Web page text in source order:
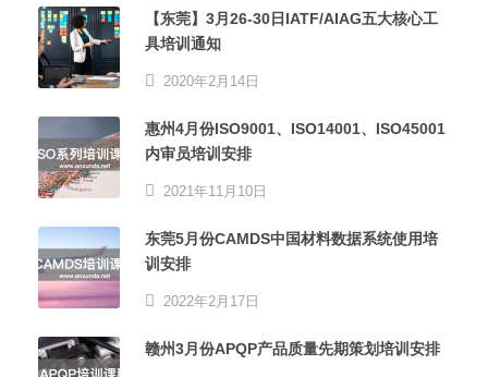
【东莞】3月26-30日IATF/AIAG五大核心工
具培训通知
2020年2月14日
惠州4月份ISO9001、ISO14001、ISO45001
内审员培训安排
2021年11月10日
东莞5月份CAMDS中国材料数据系统使用培
训安排
2022年2月17日
赣州3月份APQP产品质量先期策划培训安排